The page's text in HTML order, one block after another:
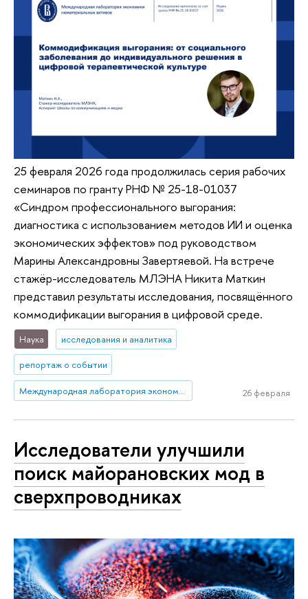
25 февраля 2026 года продолжилась серия рабочих
семинаров по гранту РНФ № 25-18-01037
«Синдром профессионального выгорания:
диагностика с использованием методов ИИ и оценка
экономических эффектов» под руководством
Марины Александровны Завертяевой. На встрече
стажёр-исследователь МЛЭНА Никита Маткин
представил результаты исследования, посвящённого
коммодификации выгорания в цифровой среде.
Наука исследования и аналитика
репортаж о событии
Международная лаборатория экономики нематериальных активов (Пермь) 26 февраля
Исследователи улучшили
поиск майорановских мод в
сверхпроводниках